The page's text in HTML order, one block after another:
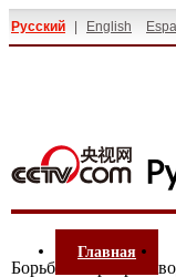
Русский English
Главная
Борьба с